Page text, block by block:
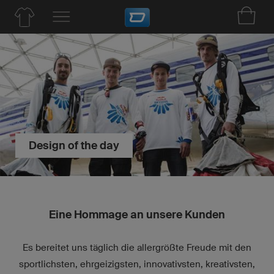
Design of the day
Eine Hommage an unsere Kunden
Es bereitet uns täglich die allergrößte Freude mit den
sportlichsten, ehrgeizigsten, innovativsten, kreativsten,